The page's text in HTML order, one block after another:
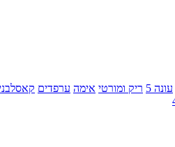
עונה 5 ריק ומורטי אימה ערפדים